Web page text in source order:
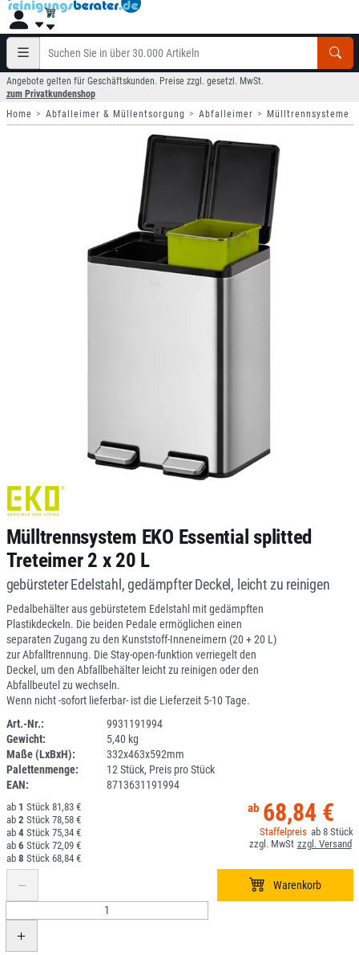
Angebote gelten für Geschäftskunden. Preise zzgl. gesetzl. MwSt.
zum Privatkundenshop
Home
Abfalleimer & Müllentsorgung Abfalleimer Mülltrennsysteme
Mülltrennsystem EKO Essential splitted
Treteimer 2 x 20 L
gebürsteter Edelstahl, gedämpfter Deckel, leicht zu reinigen
Pedalbehälter aus gebürstetem Edelstahl mit gedämpften
Plastikdeckeln. Die beiden Pedale ermöglichen einen
separaten Zugang zu den Kunststoff-Inneneimern (20 + 20 L)
zur Abfalltrennung. Die Stay-open-funktion verriegelt den
Deckel, um den Abfallbehälter leicht zu reinigen oder den
Abfallbeutel zu wechseln.
Wenn nicht -sofort lieferbar- ist die Lieferzeit 5-10 Tage.
Art.-Nr.:
9931191994
Gewicht:
5,40 kg
Maße (LxBxH):
332x463x592mm
Palettenmenge:
12 Stück, Preis pro Stück
EAN:
8713631191994
68,84 €
8
1
81,83 €
2
78,58 €
4
75,34 €
6
72,09 €
8
68,84 €